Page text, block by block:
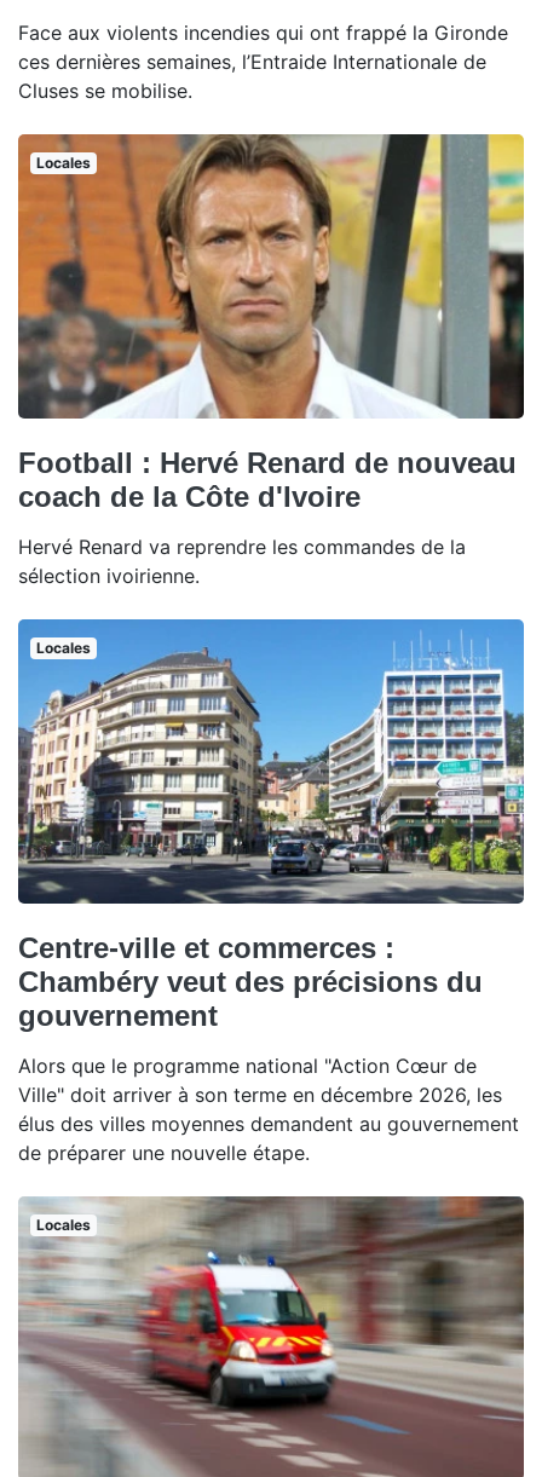
Face aux violents incendies qui ont frappé la Gironde
ces dernières semaines, l’Entraide Internationale de
Cluses se mobilise.
Locales
Football : Hervé Renard de nouveau
coach de la Côte d'Ivoire
Hervé Renard va reprendre les commandes de la
sélection ivoirienne.
Locales
Centre-ville et commerces :
Chambéry veut des précisions du
gouvernement
Alors que le programme national "Action Cœur de
Ville" doit arriver à son terme en décembre 2026, les
élus des villes moyennes demandent au gouvernement
de préparer une nouvelle étape.
Locales